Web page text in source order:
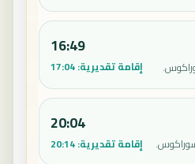
16:49
إقامة تقديرية:17:04
20:04
إقامة تقديرية:20:14